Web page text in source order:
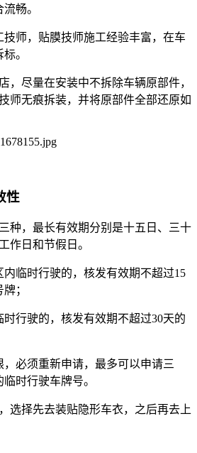
畅。
技师，贴膜技师施工经验丰富，在车
。
，尽量在安装中不拆除车辆原部件，
师无痕拆装，并将原部件全部还原如
性
种，最长有效期分别是十五日、三十
作日和节假日。
内临时行驶的，核发有效期不超过15
；
时行驶的，核发有效期不超过30天的
必须重新申请，最多可以申请三
时行驶车牌号。
选择先去装贴隐形车衣，之后再去上